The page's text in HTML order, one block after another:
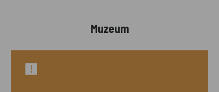
Muzeum